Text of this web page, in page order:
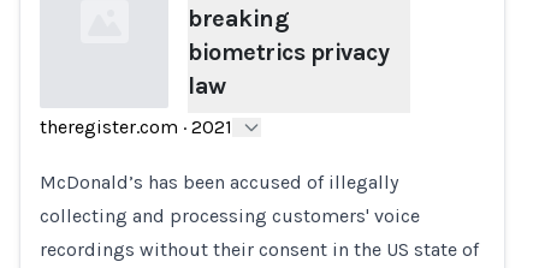
breaking
biometrics privacy
law
theregister.com · 2021
McDonald’s has been accused of illegally
collecting and processing customers' voice
recordings without their consent in the US state of